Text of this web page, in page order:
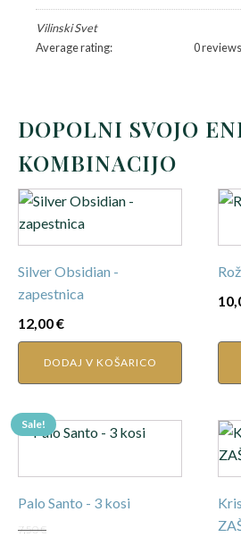
Vilinski Svet
Average rating:
0 reviews
DOPOLNI SVOJO
KOMBINACIJO
Silver Obsidian -
zapestnica
12,00€
DODAJ V KOŠARICO
Sale!
Palo Santo - 3 kosi
7,50€